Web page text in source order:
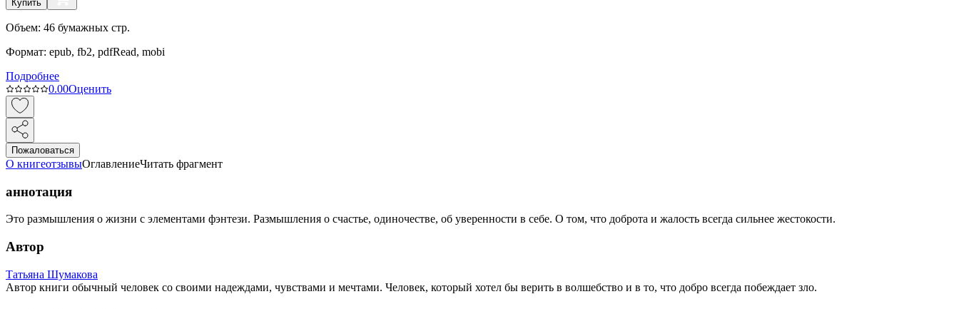
Купить
Объем: 46 бумажных стр.
Формат: epub, fb2, pdfRead, mobi
Подробнее
0.00Оценить
Пожаловаться
О книгеотзывыОглавлениеЧитать фрагмент
аннотация
Это размышления о жизни с элементами фэнтези. Размышления о счастье, одиночестве, об уверенности в себе. О том, что доброта и жалость всегда сильнее жестокости.
Автор
Татьяна Шумакова
Автор книги обычный человек со своими надеждами, чувствами и мечтами. Человек, который хотел бы верить в волшебство и в то, что добро всегда побеждает зло.